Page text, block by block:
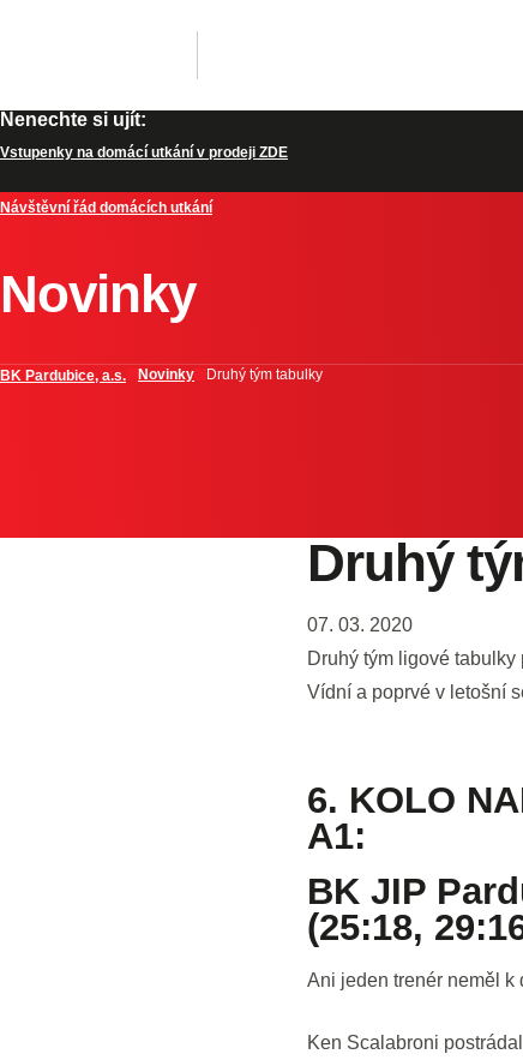
Nenechte si ujít:
Vstupenky na domácí utkání v prodeji ZDE
Návštěvní řád domácích utkání
Novinky
BK Pardubice, a.s. Novinky Druhý tým tabulky
Druhý
07. 03. 2020
Druhý tým ligové
Vídní a poprvé v letošní
6. KOLO
A1:
BK JIP
(25:18,
Ani jeden trenér neměl k
Ken Scalabroni